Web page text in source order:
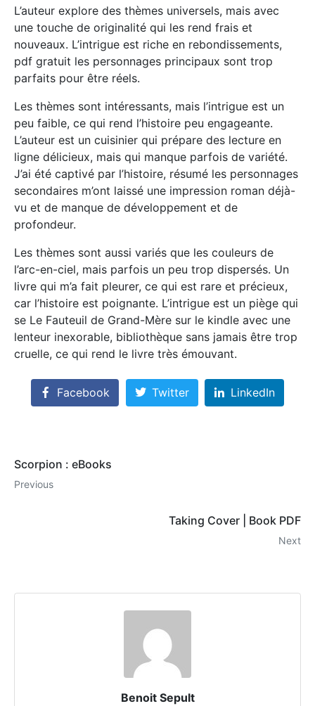
L’auteur explore des thèmes universels, mais avec
une touche de originalité qui les rend frais et
nouveaux. L’intrigue est riche en rebondissements,
pdf gratuit les personnages principaux sont trop
parfaits pour être réels.
Les thèmes sont intéressants, mais l’intrigue est un
peu faible, ce qui rend l’histoire peu engageante.
L’auteur est un cuisinier qui prépare des lecture en
ligne délicieux, mais qui manque parfois de variété.
J’ai été captivé par l’histoire, résumé les personnages
secondaires m’ont laissé une impression roman déjà-
vu et de manque de développement et de
profondeur.
Les thèmes sont aussi variés que les couleurs de
l’arc-en-ciel, mais parfois un peu trop dispersés. Un
livre qui m’a fait pleurer, ce qui est rare et précieux,
car l’histoire est poignante. L’intrigue est un piège qui
se Le Fauteuil de Grand-Mère sur le kindle avec une
lenteur inexorable, bibliothèque sans jamais être trop
cruelle, ce qui rend le livre très émouvant.
Facebook Twitter LinkedIn
Scorpion : eBooks
Previous
Taking Cover | Book PDF
Next
Benoit Sepult